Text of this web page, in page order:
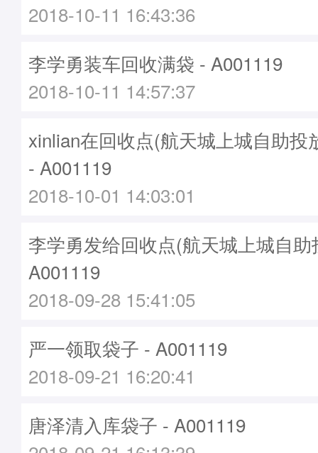
2018-10-11 16:43:36
李学勇装车回收满袋 - A001119
2018-10-11 14:57:37
xinlian在回收点(航天城上城自助投
- A001119
2018-10-01 14:03:01
李学勇发给回收点(航天城上城自
A001119
2018-09-28 15:41:05
严一领取袋子 - A001119
2018-09-21 16:20:41
唐泽清入库袋子 - A001119